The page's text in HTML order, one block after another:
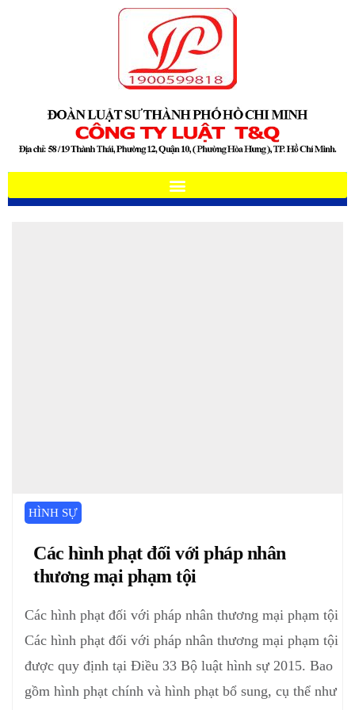
HÌNH SỰ
Các hình phạt đối với pháp nhân
thương mại phạm tội
Các hình phạt đối với pháp nhân thương mại phạm tội
Các hình phạt đối với pháp nhân thương mại phạm tội
được quy định tại Điều 33 Bộ luật hình sự 2015. Bao
gồm hình phạt chính và hình phạt bổ sung, cụ thể như